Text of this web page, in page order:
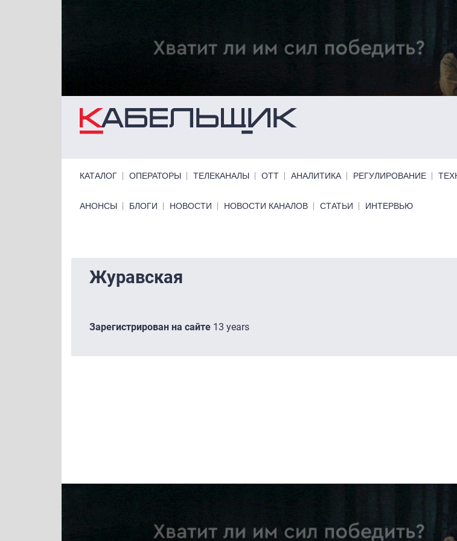
Перейти к основному содержанию
КАТАЛОГ ОПЕРАТОРЫ ТЕЛЕКАНАЛЫ ОТТ АНАЛИТИКА РЕГУЛИРОВАНИЕ
Primary links bottom
АНОНСЫ БЛОГИ НОВОСТИ НОВОСТИ КАНАЛОВ СТАТЬИ ИНТЕРВЬЮ
Журавская
Зарегистрирован на сайте 13 years